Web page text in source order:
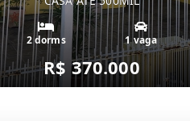
2 dorms 1 vaga
R$ 370.000